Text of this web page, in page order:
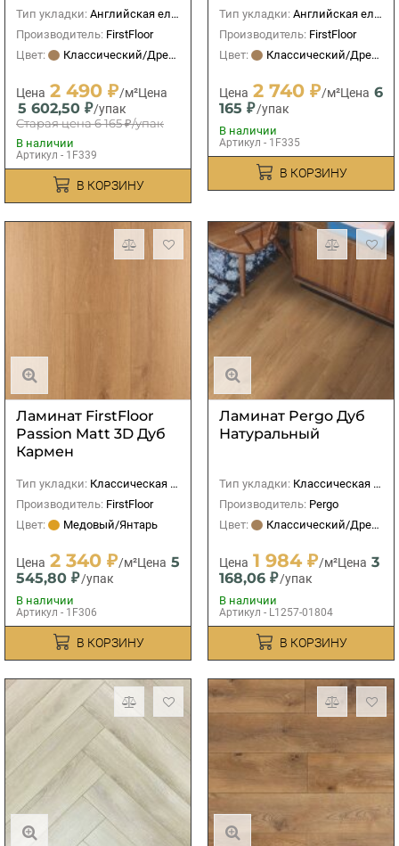
Тип укладки: Английская елка
Производитель: FirstFloor
Цвет:
Классический/Древесный
Цена 2 490 ₽/м²Цена
5 602,50 ₽/упак
Старая цена6 165 ₽/упак
В наличии
Артикул - 1F339
В КОРЗИНУ
Тип укладки: Английская елка
Производитель: FirstFloor
Цвет:
Классический/Древесный
Цена 2 740 ₽/м²Цена 6
165 ₽/упак
В наличии
Артикул - 1F335
В КОРЗИНУ
Ламинат FirstFloor
Passion Matt 3D Дуб
Кармен
Тип укладки: Классическая (прямая)
Производитель: FirstFloor
Цвет:
Медовый/Янтарь
Цена 2 340 ₽/м²Цена 5
545,80 ₽/упак
В наличии
Артикул - 1F306
В КОРЗИНУ
Ламинат Pergo Дуб
Натуральный
Тип укладки: Классическая (прямая)
Производитель: Pergo
Цвет:
Классический/Древесный
Цена 1 984 ₽/м²Цена 3
168,06 ₽/упак
В наличии
Артикул - L1257-01804
В КОРЗИНУ